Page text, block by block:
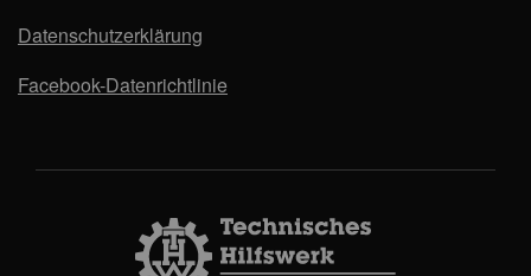
Datenschutzerklärung
Facebook-Datenrichtlinie